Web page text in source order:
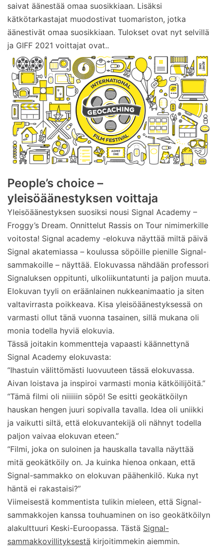
saivat äänestää omaa suosikkiaan. Lisäksi
kätkötarkastajat muodostivat tuomariston, jotka
äänestivät omaa suosikkiaan. Tulokset ovat nyt selvillä
ja GIFF 2021 voittajat ovat..
People’s choice –
yleisöäänestyksen voittaja
Yleisöäänestyksen suosiksi nousi Signal Academy –
Froggy’s Dream. Onnittelut Rassis on Tour nimimerkille
voitosta! Signal academy -elokuva näyttää miltä päivä
Signal akatemiassa – koulussa söpöille pienille Signal-
sammakoille – näyttää. Elokuvassa nähdään professori
Signaluksen oppitunti, ulkoliikuntatunti ja paljon muuta.
Elokuvan tyyli on eräänlainen nukkeanimaatio ja siten
valtavirrasta poikkeava. Kisa yleisöäänestyksessä on
varmasti ollut tänä vuonna tasainen, sillä mukana oli
monia todella hyviä elokuvia.
Tässä joitakin kommentteja vapaasti käännettynä
Signal Academy elokuvasta:
“Ihastuin välittömästi luovuuteen tässä elokuvassa.
Aivan loistava ja inspiroi varmasti monia kätköilijöitä.”
“Tämä filmi oli niiiiiin söpö! Se esitti geokätköilyn
hauskan hengen juuri sopivalla tavalla. Idea oli uniikki
ja vaikutti siltä, että elokuvantekijä oli nähnyt todella
paljon vaivaa elokuvan eteen.”
“Filmi, joka on suloinen ja hauskalla tavalla näyttää
mitä geokätköily on. Ja kuinka hienoa onkaan, että
Signal-sammakko on elokuvan päähenkilö. Kuka nyt
häntä ei rakastaisi?”
Viimeisestä kommentista tulikin mieleen, että Signal-
sammakkojen kanssa touhuaminen on iso geokätköilyn
alakulttuuri Keski-Euroopassa. Tästä Signal-
sammakkovillityksestä kirjoitimmekin aiemmin.